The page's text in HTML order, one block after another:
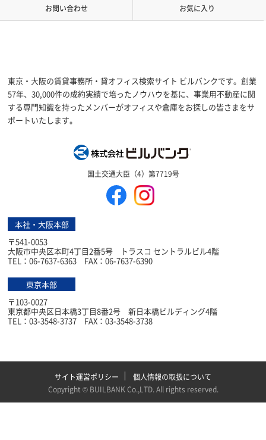
お問い合わせ お気に入り
東京・大阪の賃貸事務所・貸オフィス検索サイト ビルバンクです。創業
57年、30,000件の成約実績で培ったノウハウを基に、事業用不動産に関
する専門知識を持ったメンバーがオフィスや倉庫をお探しの皆さまをサ
ポートいたします。
国土交通大臣（4）第7719号
本社・大阪本部
〒541-0053
大阪市中央区本町4丁目2番5号 トラスコ セントラルビル4階
TEL：06-7637-6363 FAX：06-7637-6390
東京本部
〒103-0027
東京都中央区日本橋3丁目8番2号 新日本橋ビルディング4階
TEL：03-3548-3737 FAX：03-3548-3738
サイト運営ポリシー
個人情報の取扱について
Copyright © BUILBANK Co.,LTD. All rights reserved.